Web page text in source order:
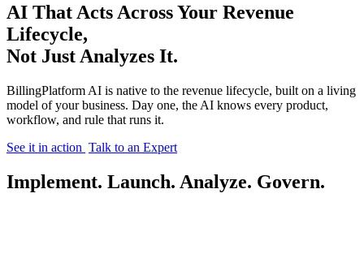
AI That Acts Across Your Revenue
Lifecycle,
Not Just Analyzes It.
BillingPlatform AI is native to the revenue lifecycle, built on a living
model of your business. Day one, the AI knows every product,
workflow, and rule that runs it.
See it in action Talk to an Expert
Implement. Launch. Analyze. Govern.